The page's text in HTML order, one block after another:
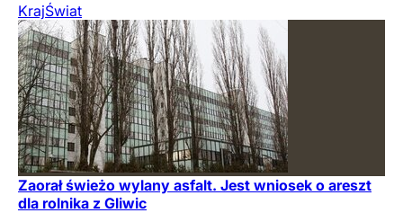
KrajŚwiat
Zaorał świeżo wylany asfalt. Jest wniosek o areszt
dla rolnika z Gliwic